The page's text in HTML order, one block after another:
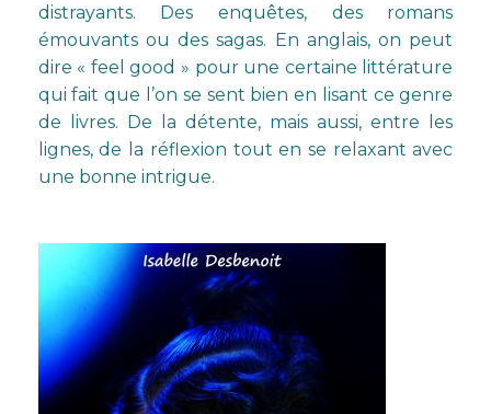
distrayants. Des enquêtes, des romans
émouvants ou des sagas. En anglais, on peut
dire « feel good » pour une certaine littérature
qui fait que l’on se sent bien en lisant ce genre
de livres. De la détente, mais aussi, entre les
lignes, de la réflexion tout en se relaxant avec
une bonne intrigue.